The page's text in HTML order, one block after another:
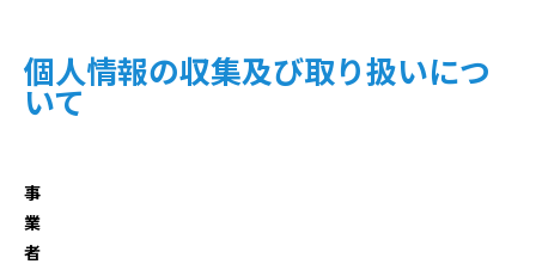
個人情報の収集及び取り扱いにつ
いて
事
業
者